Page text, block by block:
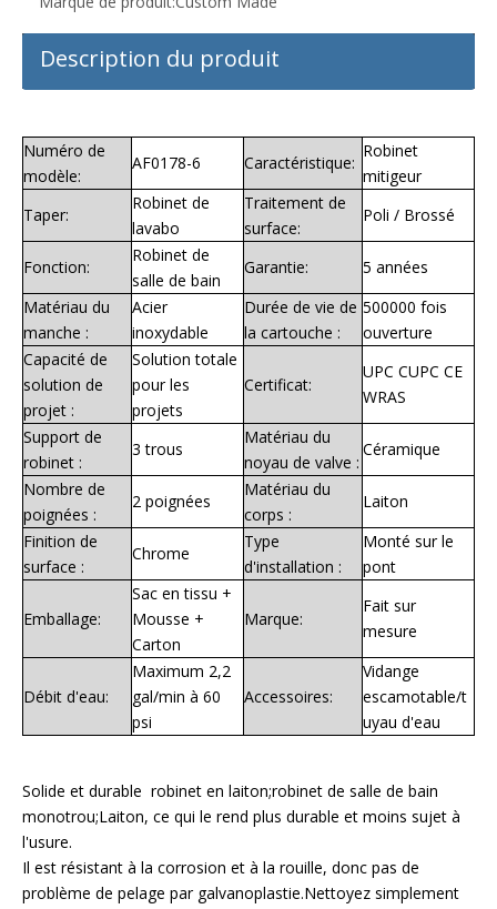
Description du produit
Numéro de
modèle:
AF0178-6 Caractéristique:
Robinet
mitigeur
Taper:
Robinet de
lavabo
Traitement de
surface:
Poli / Brossé
Fonction:
Robinet de
salle de bain
Garantie:
5 années
Matériau du
manche :
Acier
inoxydable
Durée de vie de
la cartouche :
500000 fois
ouverture
Capacité de
solution de
projet :
Solution totale
pour les
projets
Certificat:
UPC CUPC CE
WRAS
Support de
robinet :
3 trous
Matériau du
noyau de valve :
Céramique
Nombre de
poignées :
2 poignées
Matériau du
corps :
Laiton
Finition de
surface :
Chrome
Type
d'installation :
Monté sur le
pont
Emballage:
Sac en tissu +
Mousse +
Carton
Marque:
Fait sur
mesure
Débit d'eau:
Maximum 2,2
gal/min à 60
psi
Accessoires:
Vidange
escamotable/t
uyau d'eau
Solide et durable robinet en laiton;robinet de salle de bain
monotrou;Laiton, ce qui le rend plus durable et moins sujet à
l'usure.
Il est résistant à la corrosion et à la rouille, donc pas de
problème de pelage par galvanoplastie.Nettoyez simplement